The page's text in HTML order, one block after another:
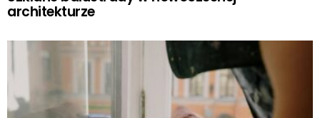
architekturze